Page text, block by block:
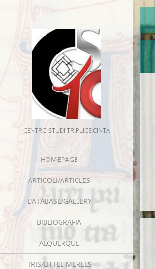
CENTRO STUDI TRIPLICE CINTA
HOMEPAGE
ARTICOLI/ARTICLES
DATABASE/GALLERY
BIBLIOGRAFIA
ALQUERQUE
TRIS/LITTLE MERELS